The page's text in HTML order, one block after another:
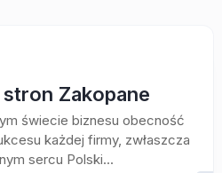
Zakopane
świecie biznesu obecność
każdej firmy, zwłaszcza
sercu Polski...